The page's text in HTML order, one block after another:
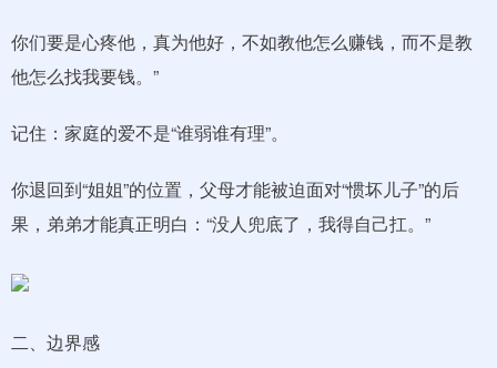
你们要是心疼他，真为他好，不如教他怎么赚钱，而不是教
他怎么找我要钱。”
记住：家庭的爱不是“谁弱谁有理”。
你退回到“姐姐”的位置，父母才能被迫面对“惯坏儿子”的后
果，弟弟才能真正明白：“没人兜底了，我得自己扛。”
二、边界感